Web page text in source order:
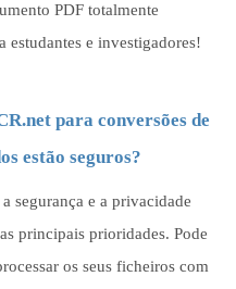
PDF totalmente
estudantes e investigadores!
para conversões de
estão seguros?
segurança e a privacidade
principais prioridades. Pode
os seus ficheiros com